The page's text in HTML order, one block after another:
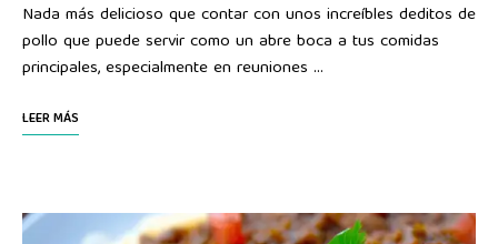
Nada más delicioso que contar con unos increíbles deditos de
pollo que puede servir como un abre boca a tus comidas
principales, especialmente en reuniones …
LEER MÁS